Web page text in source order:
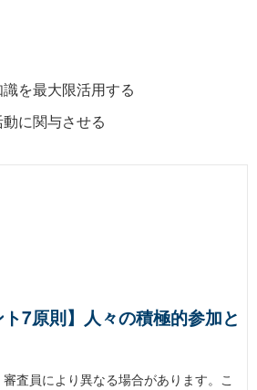
を最大限活用する
に関与させる
ト7原則】人々の積極的参加と
査員により異なる場合があります。こ